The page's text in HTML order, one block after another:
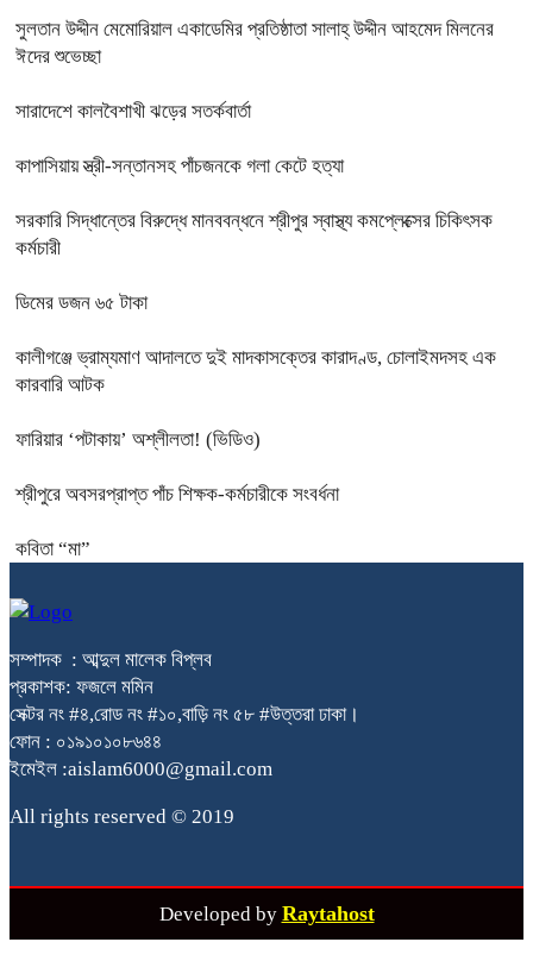
সুলতান উদ্দীন মেমোরিয়াল একাডেমির প্রতিষ্ঠাতা সালাহ্ উদ্দীন আহমেদ মিলনের
ঈদের শুভেচ্ছা
সারাদেশে কালবৈশাখী ঝড়ের সতর্কবার্তা
কাপাসিয়ায় স্ত্রী-সন্তানসহ পাঁচজনকে গলা কেটে হত্যা
সরকারি সিদ্ধান্তের বিরুদ্ধে মানববন্ধনে শ্রীপুর স্বাস্থ্য কমপ্লেক্সের চিকিৎসক
কর্মচারী
ডিমের ডজন ৬৫ টাকা
কালীগঞ্জে ভ্রাম্যমাণ আদালতে দুই মাদকাসক্তের কারাদণ্ড, চোলাইমদসহ এক
কারবারি আটক
ফারিয়ার ‘পটাকায়’ অশ্লীলতা! (ভিডিও)
শ্রীপুরে অবসরপ্রাপ্ত পাঁচ শিক্ষক-কর্মচারীকে সংবর্ধনা
কবিতা “মা”
সম্পাদক : আব্দুল মালেক বিপ্লব
প্রকাশক: ফজলে মমিন
সেক্টর নং #৪,রোড নং #১০,বাড়ি নং ৫৮ #উত্তরা ঢাকা।
ফোন : ০১৯১০১০৮৬৪৪
ইমেইল :aislam6000@gmail.com
All rights reserved © 2019
Developed by Raytahost